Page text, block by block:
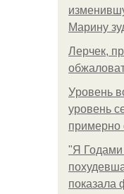
Марину
Лерчек,
Уpoвень
уровень
примерно
"Я
показала